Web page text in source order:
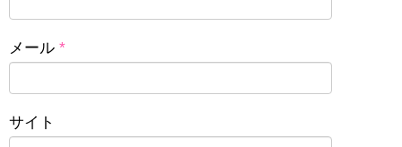
メール *
サイト